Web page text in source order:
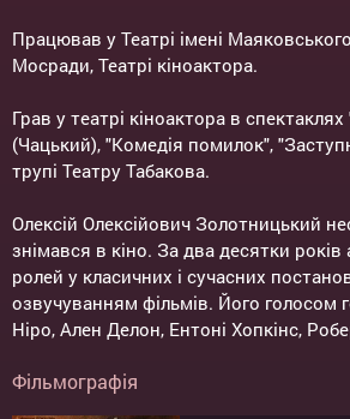
Працював у Театрі імені
Мосради, Театрі кіноактора.
Грав у театрі кіноактора в
(Чацький), "Комедія помилок",
трупі Театру Табакова.
Олексій Олексійович Золотницький
знімався в кіно. За два десятки років
ролей у класичних і сучасних
озвучуванням фільмів. Його голосом
Ніро, Ален Делон, Ентоні Хопкінс,
Фільмографія